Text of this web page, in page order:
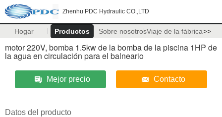
Zhenhu PDC Hydraulic CO.,LTD
Hogar Productos Sobre nosotrosViaje de la fábrica>>
motor 220V, bomba 1.5kw de la bomba de la piscina 1HP de
la agua en circulación para el balneario
Mejor precio Contacto
Datos del producto